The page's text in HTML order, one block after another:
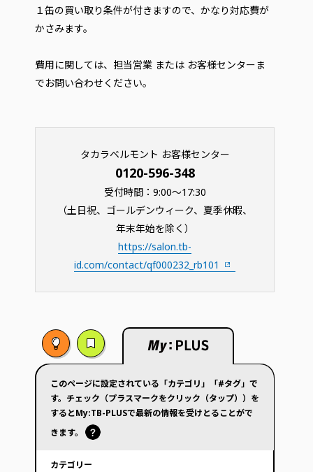
１缶の買い取り条件が付きますので、かなり対応費が
かさみます。
費用に関しては、担当営業 または お客様センターま
でお問い合わせください。
タカラベルモント お客様センター
0120-596-348
受付時間：9:00〜17:30
（土日祝、ゴールデンウィーク、夏季休暇、
年末年始を除く）
https://salon.tb-
id.com/contact/qf000232_rb101
このページに設定されている「カテゴリ」「#タグ」で
す。チェック（プラスマークをクリック（タップ））を
するとMy:TB-PLUSで最新の情報を受けとることがで
きます。
カテゴリー